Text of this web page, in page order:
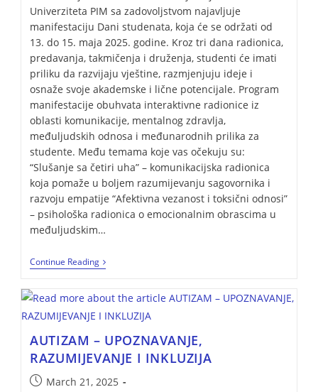
Univerziteta PIM sa zadovoljstvom najavljuje
manifestaciju Dani studenata, koja će se održati od
13. do 15. maja 2025. godine. Kroz tri dana radionica,
predavanja, takmičenja i druženja, studenti će imati
priliku da razvijaju vještine, razmjenjuju ideje i
osnaže svoje akademske i lične potencijale. Program
manifestacije obuhvata interaktivne radionice iz
oblasti komunikacije, mentalnog zdravlja,
međuljudskih odnosa i međunarodnih prilika za
studente. Među temama koje vas očekuju su:
“Slušanje sa četiri uha” – komunikacijska radionica
koja pomaže u boljem razumijevanju sagovornika i
razvoju empatije “Afektivna vezanost i toksični odnosi”
– psihološka radionica o emocionalnim obrascima u
međuljudskim…
Continue Reading
AUTIZAM – UPOZNAVANJE,
RAZUMIJEVANJE I INKLUZIJA
March 21, 2025